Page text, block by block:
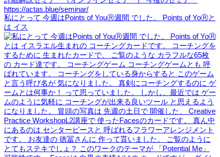
私にとって 今週はPoints of YouⓇ週間 でした。 Points of YoⓇと
は イス